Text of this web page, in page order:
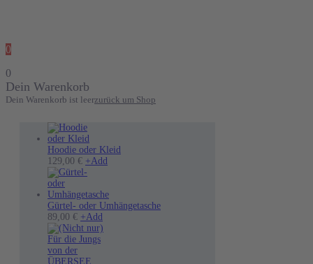
0
0
Dein Warenkorb
Dein Warenkorb ist leerzurück um Shop
Hoodie oder Kleid
129,00 € +Add
mehrere
Varianten
Gürtel- oder Umhängetasche
89,00 € +Add